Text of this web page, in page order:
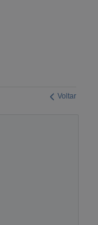
Voltar